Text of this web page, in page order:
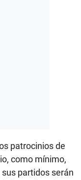
patrocinios de
como mínimo,
partidos serán